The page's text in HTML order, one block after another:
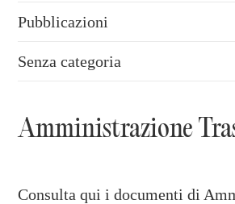
Pubblicazioni
Senza categoria
Amministrazione
Consulta qui i documenti di